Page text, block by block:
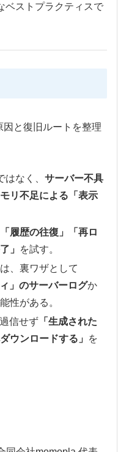
ベストプラクティスで
と復旧ルートを整理
はなく、サーバー不具
リ不足による「表示
「履歴の往復」「再ロ
」 を試す。
、裏ワザとして
」のサーバーログか
性がある。
信せず 「生成された
ウンロードする」 を